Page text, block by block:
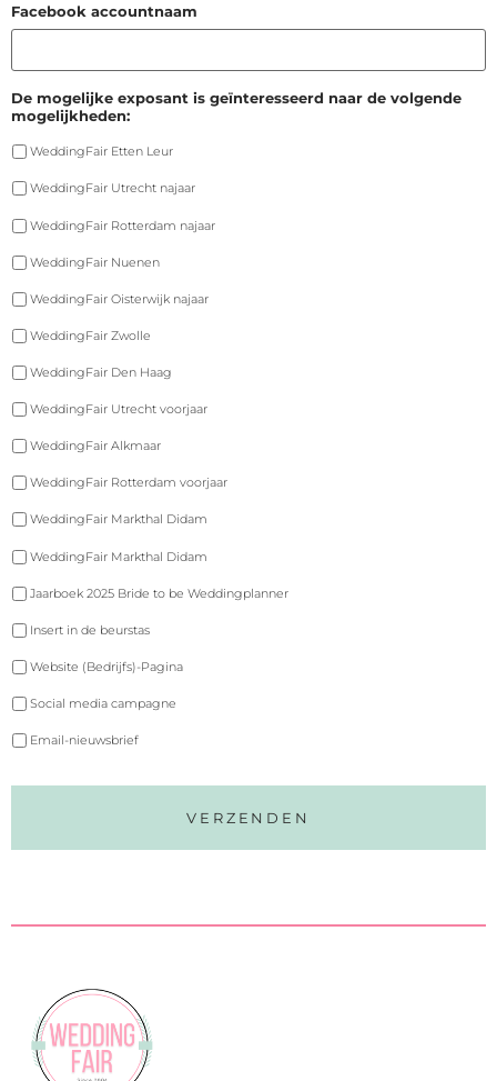
Facebook accountnaam
De mogelijke exposant is geïnteresseerd naar de volgende
mogelijkheden:
WeddingFair Etten Leur
WeddingFair Utrecht najaar
WeddingFair Rotterdam najaar
WeddingFair Nuenen
WeddingFair Oisterwijk najaar
WeddingFair Zwolle
WeddingFair Den Haag
WeddingFair Utrecht voorjaar
WeddingFair Alkmaar
WeddingFair Rotterdam voorjaar
WeddingFair Markthal Didam
WeddingFair Markthal Didam
Jaarboek 2025 Bride to be Weddingplanner
Insert in de beurstas
Website (Bedrijfs)-Pagina
Social media campagne
Email-nieuwsbrief